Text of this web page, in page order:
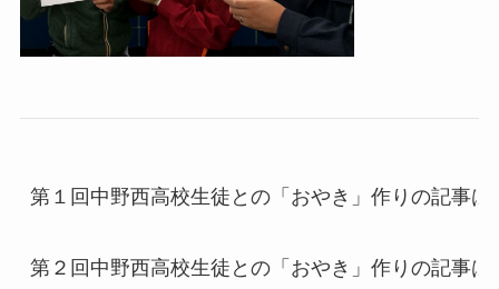
第１回中野西高校生徒との「おやき」作りの記事は
第２回中野西高校生徒との「おやき」作りの記事は